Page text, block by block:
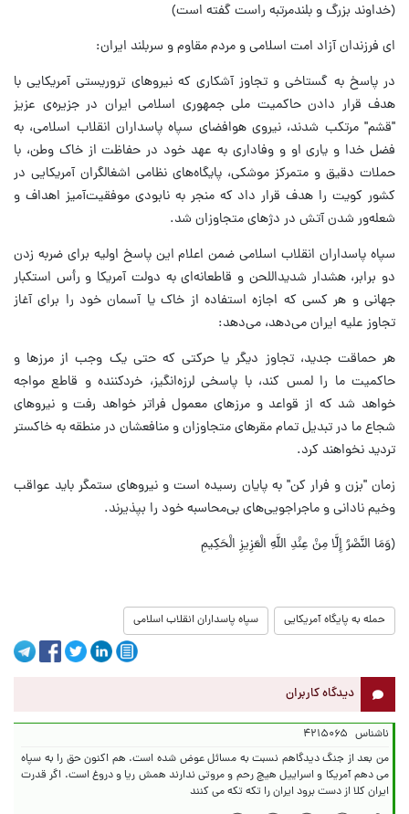
(خداوند بزرگ و بلندمرتبه راست گفته است)
ای فرزندان آزاد امت اسلامی و مردم مقاوم و سربلند ایران:
در پاسخ به گستاخی و تجاوز آشکاری که نیروهای تروریستی آمریکایی با
هدف قرار دادن حاکمیت ملی جمهوری اسلامی ایران در جزیره‌ی عزیز
"قشم" مرتکب شدند، نیروی هوافضای سپاه پاسداران انقلاب اسلامی، به
فضل خدا و یاری او و وفاداری به عهد خود در حفاظت از خاک وطن، با
حملات دقیق و متمرکز موشکی، پایگاه‌های نظامی اشغالگران آمریکایی در
کشور کویت را هدف قرار داد که منجر به نابودی موفقیت‌آمیز اهداف و
شعله‌ور شدن آتش در دژهای متجاوزان شد.
سپاه پاسداران انقلاب اسلامی ضمن اعلام این پاسخ اولیه برای ضربه زدن
دو برابر، هشدار شدیداللحن و قاطعانه‌ای به دولت آمریکا و رأس استکبار
جهانی و هر کسی که اجازه استفاده از خاک یا آسمان خود را برای آغاز
تجاوز علیه ایران می‌دهد، می‌دهد:
هر حماقت جدید، تجاوز دیگر یا حرکتی که حتی یک وجب از مرزها و
حاکمیت ما را لمس کند، با پاسخی لرزه‌انگیز، خردکننده و قاطع مواجه
خواهد شد که از قواعد و مرزهای معمول فراتر خواهد رفت و نیروهای
شجاع ما در تبدیل تمام مقرهای متجاوزان و منافعشان در منطقه به خاکستر
تردید نخواهند کرد.
زمان "بزن و فرار کن" به پایان رسیده است و نیروهای ستمگر باید عواقب
وخیم نادانی و ماجراجویی‌های بی‌محاسبه خود را بپذیرند.
﴿وَمَا النَّصْرُ إِلَّا مِنْ عِنْدِ اللَّهِ الْعَزِيزِ الْحَكِيمِ
حمله به پایگاه آمریکایی سپاه پاسداران انقلاب اسلامی
دیدگاه کاربران
ناشناس ۴۲۱۵۰۶۵
من بعد از جنگ دیدگاهم نسبت به مسائل عوض شده است. هم اکنون حق را به سپاه
می دهم آمریکا و اسراییل هیچ رحم و مروتی ندارند همش ریا و دروغ است. اگر قدرت
ایران کلا از دست برود ایران را تکه تکه می کنند